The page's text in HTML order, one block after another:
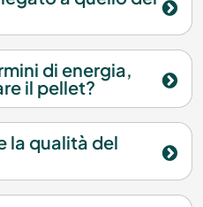
di energia,
il pellet?
la qualità del